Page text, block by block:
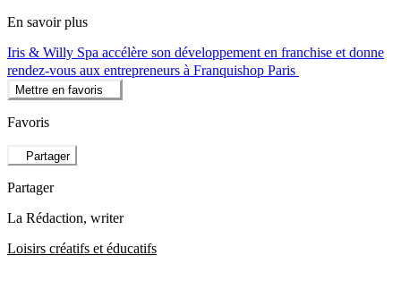
En savoir plus
Iris & Willy Spa accélère son développement en franchise et donne
rendez-vous aux entrepreneurs à Franquishop Paris
Mettre en favoris
Favoris
Partager
Partager
La Rédaction, writer
Loisirs créatifs et éducatifs